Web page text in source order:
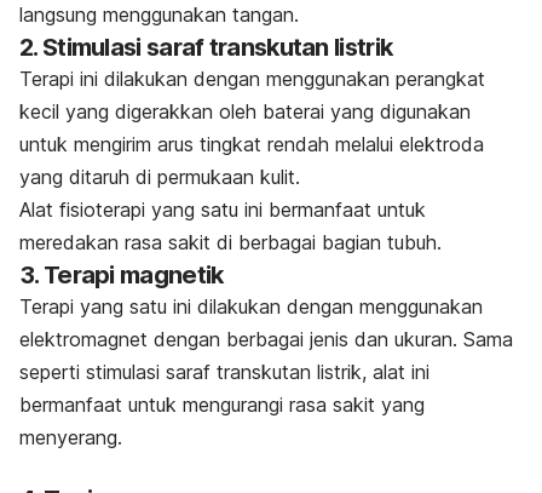
langsung menggunakan tangan.
2. Stimulasi saraf transkutan listrik
Terapi ini dilakukan dengan menggunakan perangkat
kecil yang digerakkan oleh baterai yang digunakan
untuk mengirim arus tingkat rendah melalui elektroda
yang ditaruh di permukaan kulit.
Alat fisioterapi yang satu ini bermanfaat untuk
meredakan rasa sakit di berbagai bagian tubuh.
3. Terapi magnetik
Terapi yang satu ini dilakukan dengan menggunakan
elektromagnet dengan berbagai jenis dan ukuran. Sama
seperti stimulasi saraf transkutan listrik, alat ini
bermanfaat untuk mengurangi rasa sakit yang
menyerang.